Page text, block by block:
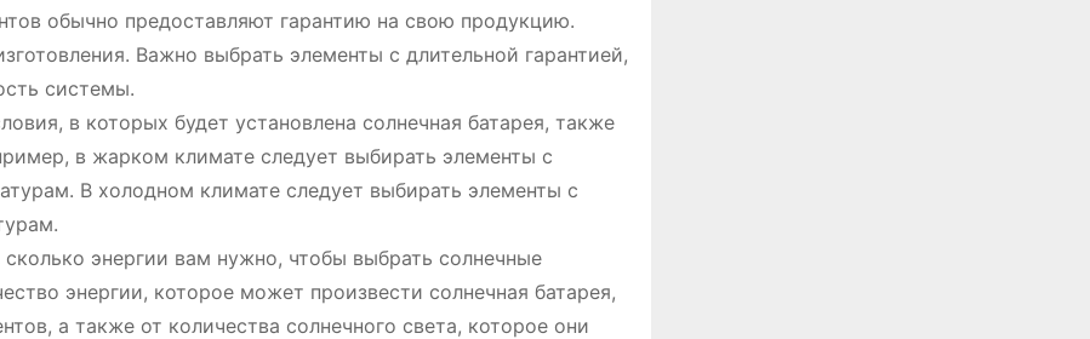
обычно предоставляют гарантию на свою продукцию.
Важно выбрать элементы с длительной гарантией,
системы.
в которых будет установлена солнечная батарея, также
в жарком климате следует выбирать элементы с
В холодном климате следует выбирать элементы с
энергии вам нужно, чтобы выбрать солнечные
энергии, которое может произвести солнечная батарея,
а также от количества солнечного света, которое они